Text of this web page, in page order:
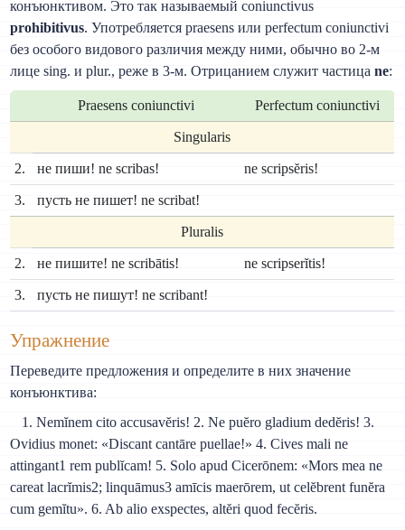
конъюнктивом. Это так называемый coniunctivus
prohibitivus. Употребляется praesens или perfectum coniunctivi
без особого видового различия между ними, обычно во 2-м
лице sing. и plur., реже в 3-м. Отрицанием служит частицаne:
Praesens coniunctivi Perfectum coniunctivi
Singularis
2. не пиши! ne scribas! ne scripsĕris!
3. пусть не пишет! ne scribat!
Pluralis
2. не пишите! ne scribātis! ne scripserĭtis!
3. пусть не пишут! ne scribant!
Упражнение
Переведите предложения и определите в них значение
конъюнктива:
1. Nemĭnem cito accusavĕris! 2. Ne puĕro gladium dedĕris! 3.
Ovidius monet: «Discant cantāre puellae!» 4. Cives mali ne
attingant1 rem publĭcam! 5. Solo apud Cicerōnem: «Mors mea ne
careat lacrĭmis2; linquāmus3 amīcis maerōrem, ut celĕbrent funĕra
cum gemĭtu». 6. Ab alio exspectes, altĕri quod fecĕris.